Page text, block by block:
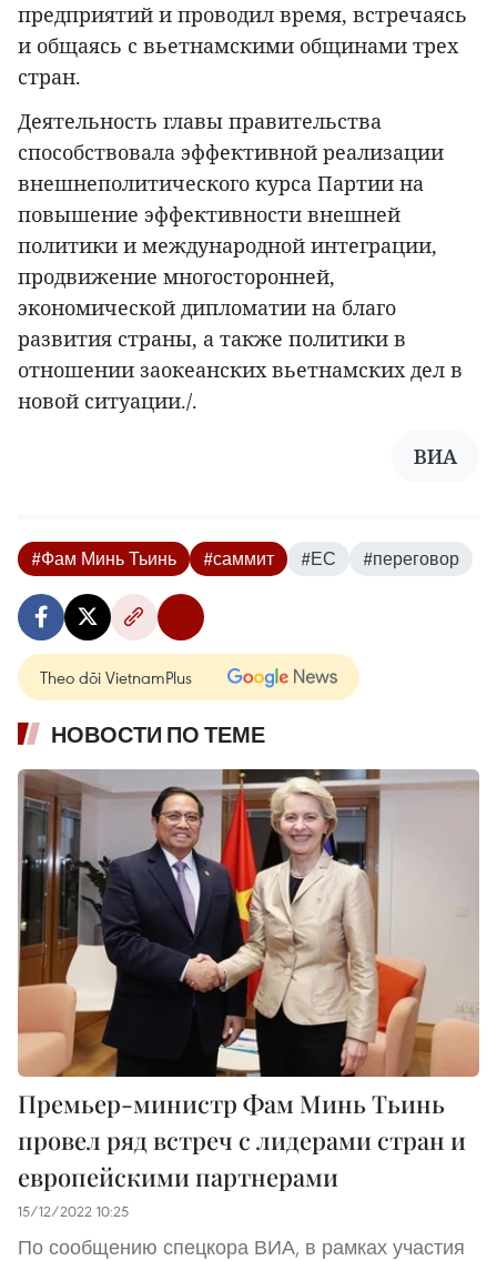
предприятий и проводил время, встречаясь
и общаясь с вьетнамскими общинами трех
стран.
Деятельность главы правительства
способствовала эффективной реализации
внешнеполитического курса Партии на
повышение эффективности внешней
политики и международной интеграции,
продвижение многосторонней,
экономической дипломатии на благо
развития страны, а также политики в
отношении заокеанских вьетнамских дел в
новой ситуации./.
ВИА
#Фам Минь Тьинь #саммит #ЕС #переговор
Theo dõi VietnamPlus
НОВОСТИ ПО ТЕМЕ
Премьер-министр Фам Минь Тьинь
провел ряд встреч с лидерами стран и
европейскими партнерами
15/12/2022 10:25
По сообщению спецкора ВИА, в рамках участия